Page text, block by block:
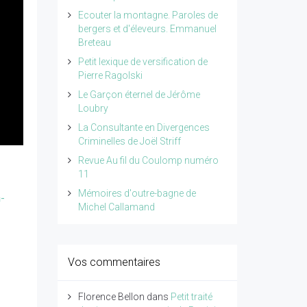
Ecouter la montagne. Paroles de
bergers et d'éleveurs. Emmanuel
Breteau
Petit lexique de versification de
Pierre Ragolski
Le Garçon éternel de Jérôme
Loubry
La Consultante en Divergences
Criminelles de Joël Striff
Revue Au fil du Coulomp numéro
11
Mémoires d'outre-bagne de
Michel Callamand
Vos commentaires
Florence Bellon dans Petit traité